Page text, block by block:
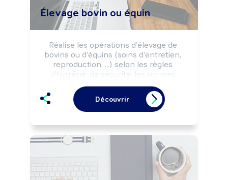
Élevage bovin ou équin
Réalise les opérations d'élevage de
bovins ou d'équins (soins d'entretien,
reproduction, ...) selon les règles
d'hygiène, de sécurité, les normes
production (rendement, ...).
Peut cultiver les plantes destinées à
l'alimentation des animaux (fourrages,
Peut coordonner une équipe et diriger
un élevage.
Découvrir